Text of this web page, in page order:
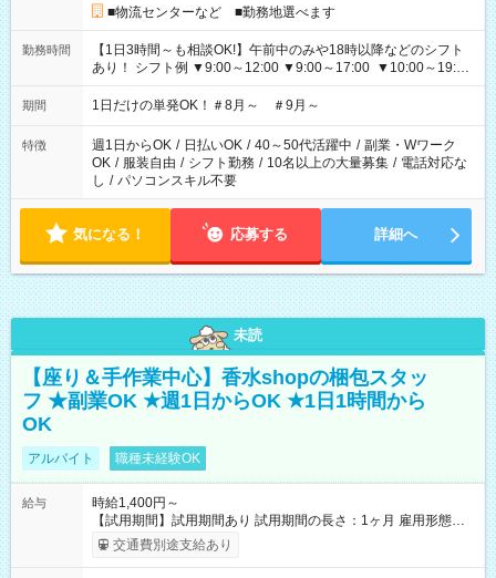
■物流センターなど ■勤務地選べます
勤務時間
【1日3時間～も相談OK!】午前中のみや18時以降などのシフト
あり！ シフト例 ▼9:00～12:00 ▼9:00～17:00 ▼10:00～19:00
▼18:00～21:00
期間 1日だけの単発OK！＃8月～ ＃9月～
特徴 週1日からOK / 日払いOK / 40～50代活躍中 / 副業・Wワーク
OK / 服装自由 / シフト勤務 / 10名以上の大量募集 / 電話対応な
し / パソコンスキル不要
気になる！ 応募する 詳細へ
未読
【座り＆手作業中心】香水shopの梱包スタッ
フ ★副業OK ★週1日からOK ★1日1時間から
OK
アルバイト 職種未経験OK
給与
時給1,400円～
【試用期間】試用期間あり 試用期間の長さ：1ヶ月 雇用形態、
給与は本採用時と同じです。
交通費別途支給あり